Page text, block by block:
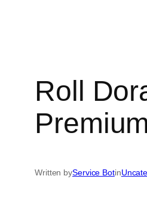
Roll
Written byService Botin